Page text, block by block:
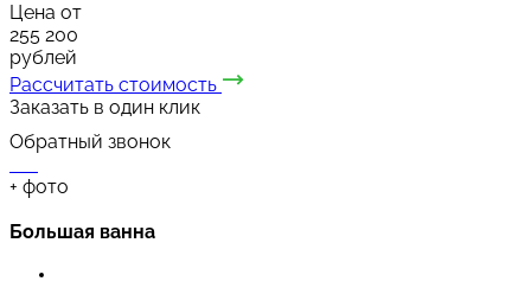
Цена от
255 200
рублей
Рассчитать стоимость
Заказать в один клик
Обратный звонок
+ фото
Большая ванна